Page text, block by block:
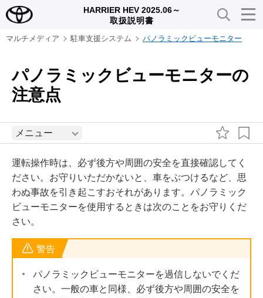
HARRIER HEV 2025.06～
取扱説明書
マルチメディア 駐車支援システム パノラミックビューモニター
パノラミックビューモニターの
注意点
メニュー
運転操作時は、必ず後方や周囲の安全を直接確認してく
ださい。お守りいただかないと、車をぶつけるなど、思
わぬ事故を引き起こすおそれがあります。パノラミック
ビューモニターを使用するときは次のことをお守りくだ
さい。
警告
パノラミックビューモニターを過信しないでくだ
さい。一般の車と同様、必ず後方や周囲の安全を